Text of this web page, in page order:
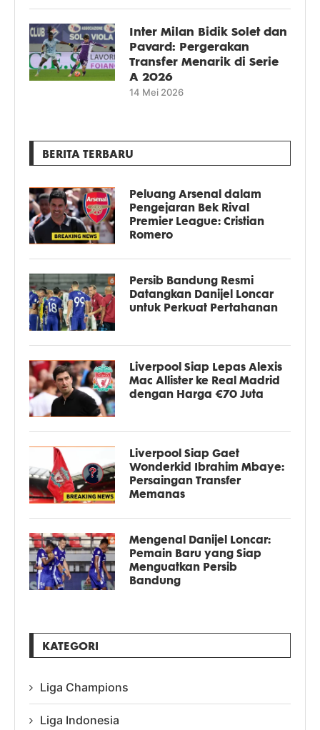
Inter Milan Bidik Solet dan
Pavard: Pergerakan
Transfer Menarik di Serie
A 2026
14 Mei 2026
BERITA TERBARU
Peluang Arsenal dalam
Pengejaran Bek Rival
Premier League: Cristian
Romero
Persib Bandung Resmi
Datangkan Danijel Loncar
untuk Perkuat Pertahanan
Liverpool Siap Lepas Alexis
Mac Allister ke Real Madrid
dengan Harga €70 Juta
Liverpool Siap Gaet
Wonderkid Ibrahim Mbaye:
Persaingan Transfer
Memanas
Mengenal Danijel Loncar:
Pemain Baru yang Siap
Menguatkan Persib
Bandung
KATEGORI
Liga Champions
Liga Indonesia